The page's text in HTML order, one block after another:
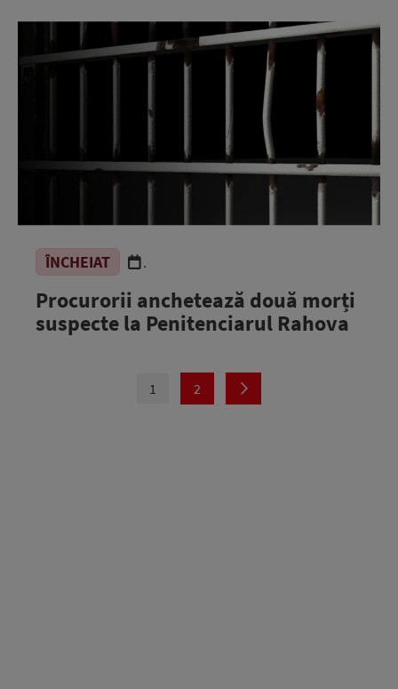
ÎNCHEIAT .
Procurorii anchetează două morți
suspecte la Penitenciarul Rahova
1 2